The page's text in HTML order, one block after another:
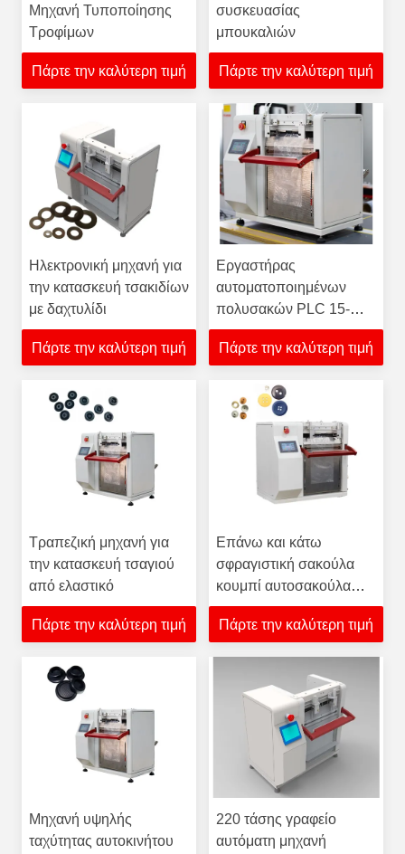
Μηχανή Τυποποίησης
Τροφίμων
Πάρτε την καλύτερη τιμή
συσκευασίας
μπουκαλιών
Πάρτε την καλύτερη τιμή
Ηλεκτρονική μηχανή για
την κατασκευή τσακιδίων
με δαχτυλίδι
Πάρτε την καλύτερη τιμή
Εργαστήρας
αυτοματοποιημένων
πολυσακών PLC 15-
20σακούλες/λεπτο για
στερεωτικό υλικό
Πάρτε την καλύτερη τιμή
Τραπεζική μηχανή για
την κατασκευή τσαγιού
από ελαστικό
Πάρτε την καλύτερη τιμή
Επάνω και κάτω
σφραγιστική σακούλα
κουμπί αυτοσακούλα
μηχανή για PE
προετοιμασμένη
Πάρτε την καλύτερη τιμή
Μηχανή υψηλής
ταχύτητας αυτοκινήτου
220 τάσης γραφείο
αυτόματη μηχανή